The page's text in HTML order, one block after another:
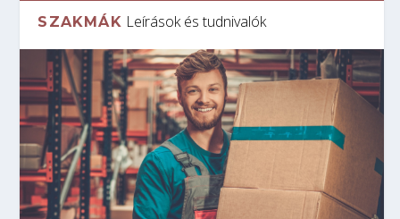
SZAKMÁK Leírások és tudnivalók